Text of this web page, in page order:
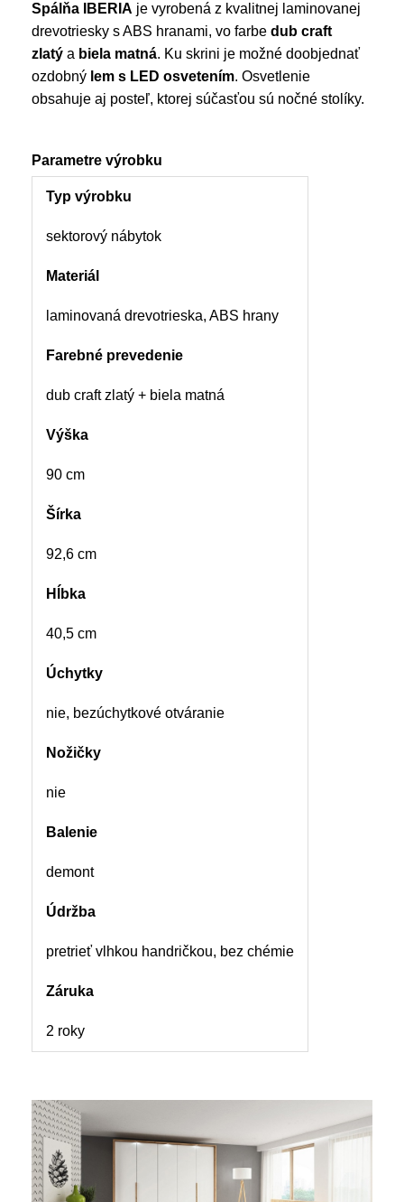
Spálňa IBERIA je vyrobená z kvalitnej laminovanej
drevotriesky s ABS hranami, vo farbe dub craft
zlatý a biela matná. Ku skrini je možné doobjednať
ozdobný lem s LED osvetením. Osvetlenie
obsahuje aj posteľ, ktorej súčasťou sú nočné stolíky.
Parametre výrobku
Typ výrobku
sektorový nábytok
Materiál
laminovaná drevotrieska, ABS hrany
Farebné prevedenie
dub craft zlatý + biela matná
Výška
90 cm
Šírka
92,6 cm
Hĺbka
40,5 cm
Úchytky
nie, bezúchytkové otváranie
Nožičky
nie
Balenie
demont
Údržba
pretrieť vlhkou handričkou, bez chémie
Záruka
2 roky